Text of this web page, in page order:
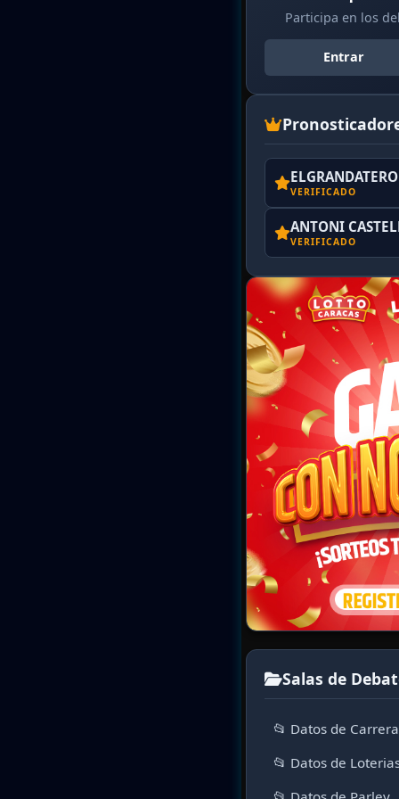
Participa en los
Entrar
VERIFICADO
ANTONI
VERIFICADO
Salas de
📂 Datos de
📂 Datos de